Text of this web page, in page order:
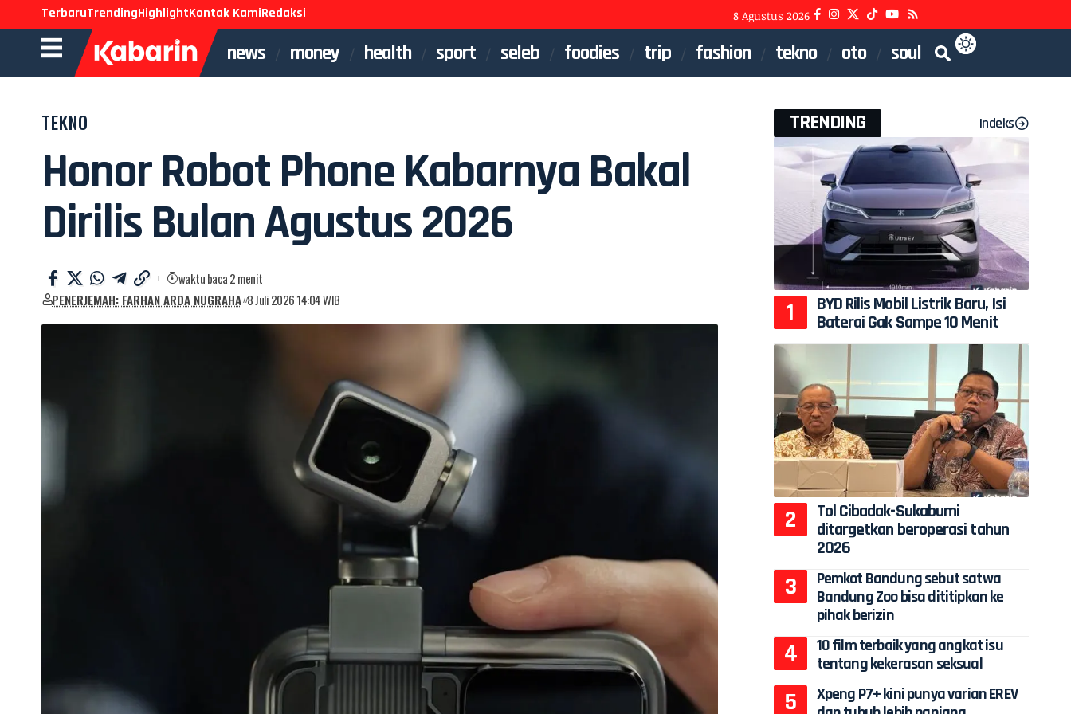
TerbaruTrendingHighlightKontak KamiRedaksi 8 Agustus 2026
news money health sport seleb foodies trip fashion tekno oto soul
TEKNO
Honor Robot Phone Kabarnya Bakal
Dirilis Bulan Agustus 2026
PENERJEMAH: FARHAN ARDA NUGRAHA 8 Juli 2026 14:04 WIB
waktu baca 2 menit
TRENDING Indeks
BYD Rilis Mobil Listrik Baru, Isi
Baterai Gak Sampe 10 Menit
Tol Cibadak-Sukabumi
ditargetkan beroperasi tahun
2026
Pemkot Bandung sebut satwa
Bandung Zoo bisa dititipkan ke
pihak berizin
10 film terbaik yang angkat isu
tentang kekerasan seksual
Xpeng P7+ kini punya varian EREV